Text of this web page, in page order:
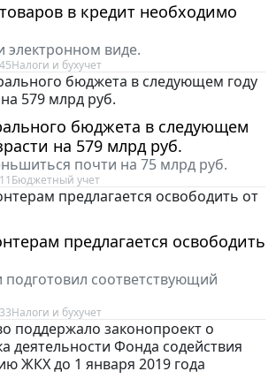
в кредит необходимо
виде.
Налоги и бухучет
бюджета в следующем
на 579 млрд руб.
почти на 75 млрд руб.
Бюджетный учет
предлагается освободить
соответствующий
Налоги и бухучет